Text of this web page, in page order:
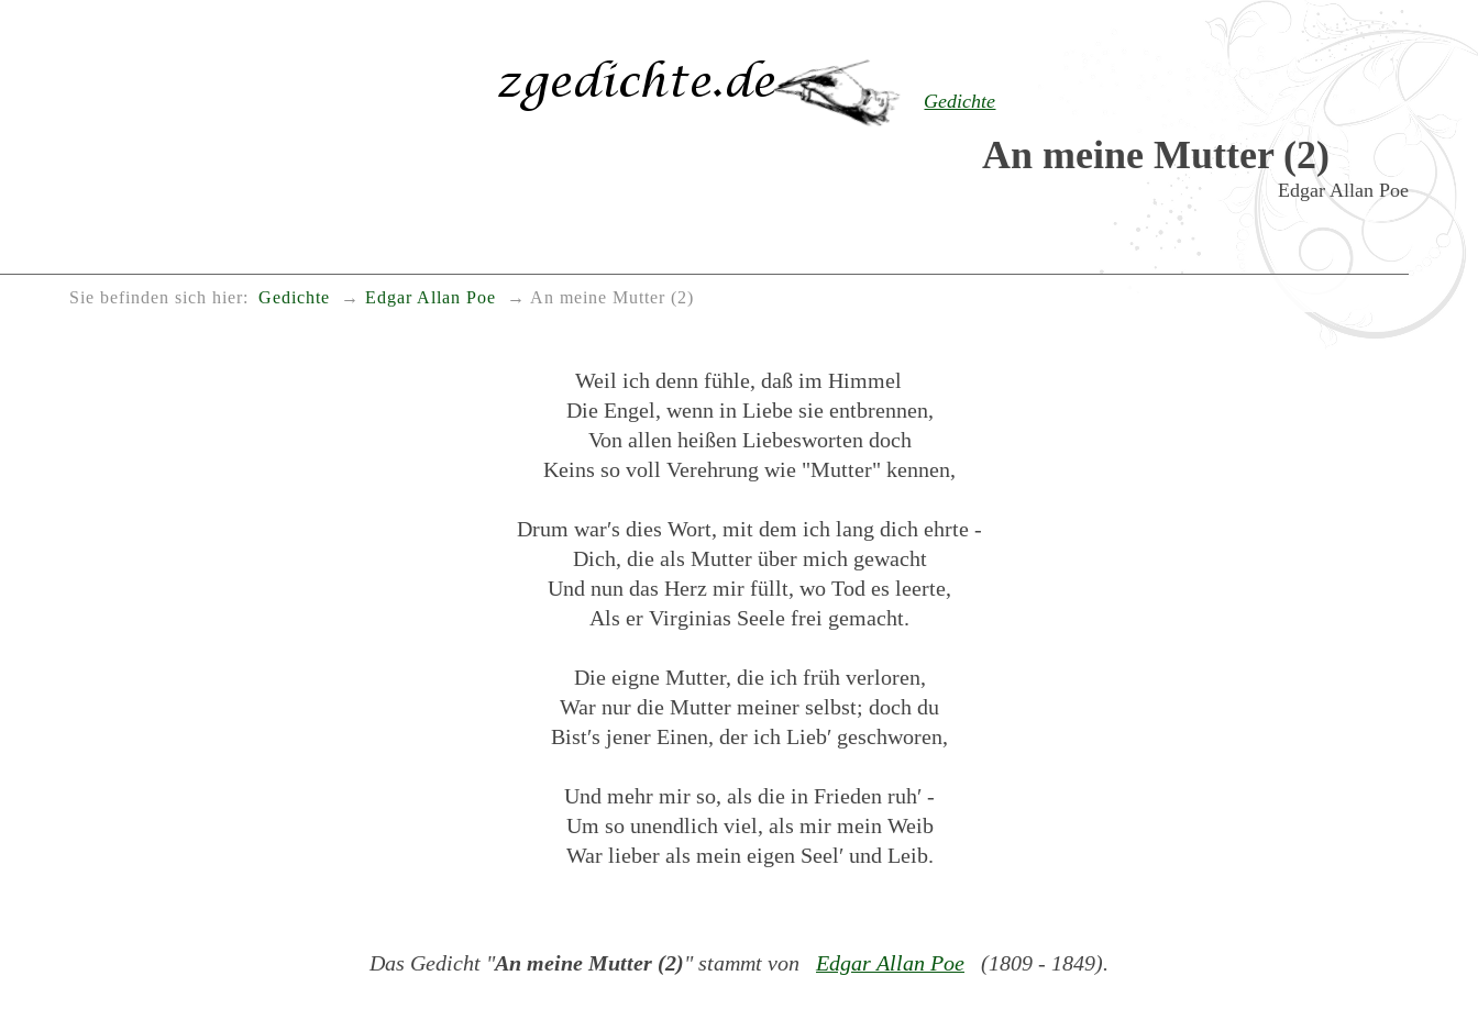
Gedichte
An meine Mutter (2)
Edgar Allan Poe
Sie befinden sich hier: Gedichte Edgar Allan Poe An meine Mutter (2)
Weil ich denn fühle, daß im Himmel
Die Engel, wenn in Liebe sie entbrennen,
Von allen heißen Liebesworten doch
Keins so voll Verehrung wie "Mutter" kennen,
Drum war′s dies Wort, mit dem ich lang dich ehrte -
Dich, die als Mutter über mich gewacht
Und nun das Herz mir füllt, wo Tod es leerte,
Als er Virginias Seele frei gemacht.
Die eigne Mutter, die ich früh verloren,
War nur die Mutter meiner selbst; doch du
Bist′s jener Einen, der ich Lieb′ geschworen,
Und mehr mir so, als die in Frieden ruh′ -
Um so unendlich viel, als mir mein Weib
War lieber als mein eigen Seel′ und Leib.
Das Gedicht "An meine Mutter (2)" stammt von Edgar Allan Poe(1809 - 1849).